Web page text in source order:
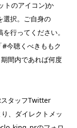
のアイコン)か
選択。ご自身の
行ってください。
今聴くべきももク
間内であれば何度
タッフTwitter
、ダイレクトメッ